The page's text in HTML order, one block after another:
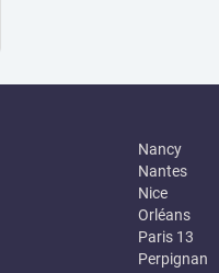
Nancy
Nantes
Nice
Orléans
Paris 13
Perpignan